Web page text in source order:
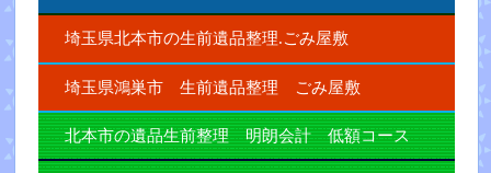
埼玉県北本市の生前遺品整理.ごみ屋敷
埼玉県鴻巣市 生前遺品整理 ごみ屋敷
北本市の遺品生前整理 明朗会計 低額コース